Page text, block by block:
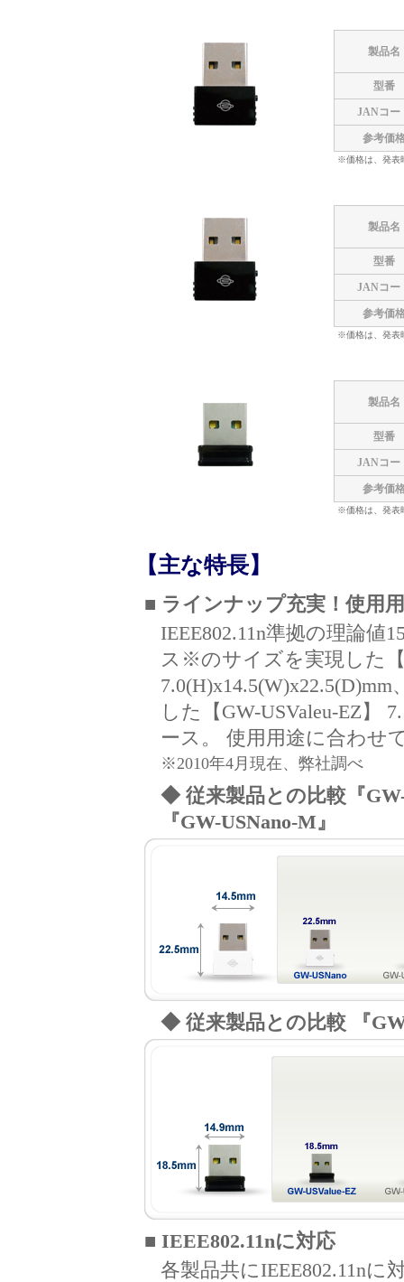
製品名
型番
JANコー
参考価
※価格は、発表
製品名
型番
JANコー
参考価
※価格は、発表
製品名
型番
JANコー
参考価
※価格は、発表
【主な特長】
■ ラインナップ充実！使用
IEEE802.11n準拠の理論値
ス※のサイズを実現した【
した【GW-USValeu-EZ】
ース。 使用用途に合わせ
※2010年4月現在、弊社調べ
◆ 従来製品との比較『
『GW-USNano-M』
◆ 従来製品との比較 『
■ IEEE802.11nに対応
各製品共にIEEE802.11nに